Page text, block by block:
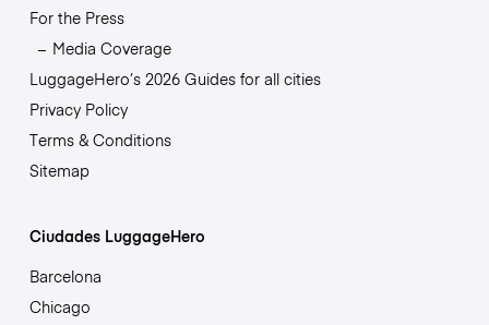
For the Press
Media Coverage
LuggageHero’s 2026 Guides for all cities
Privacy Policy
Terms & Conditions
Sitemap
Ciudades LuggageHero
Barcelona
Chicago